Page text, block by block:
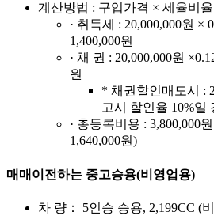
계산방법 : 구입가격 × 세율비
· 취득세 : 20,000,000원 ×
1,400,000원
· 채 권 : 20,000,000원
원
* 채권할인매도시 :
고시 할인율 10%일
· 총등록비용 : 3,800,000
1,640,000원)
매매이전하는 중고승용(비영업용)
차 량： 5인승 승용, 2,199CC (